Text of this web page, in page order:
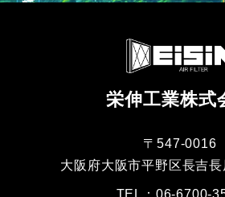
栄伸工業株式
〒547-0016
大阪府大阪市平野区長吉
TEL：06-6700-